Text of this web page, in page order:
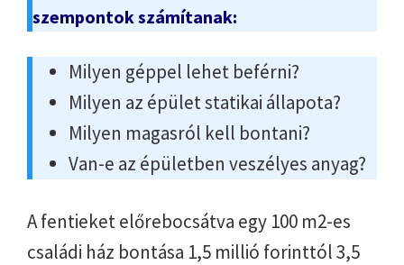
szempontok számítanak:
Milyen géppel lehet beférni?
Milyen az épület statikai állapota?
Milyen magasról kell bontani?
Van-e az épületben veszélyes anyag?
A fentieket előrebocsátva egy 100 m2-es
családi ház bontása 1,5 millió forinttól 3,5